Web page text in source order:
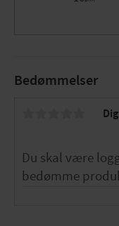
Bedømmelser
Dig